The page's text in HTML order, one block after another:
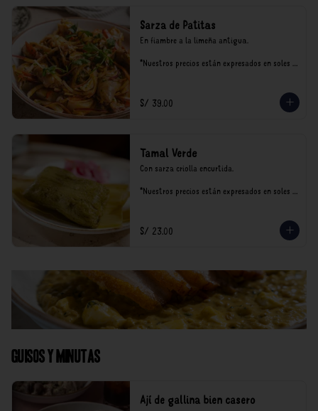
Sarza de Patitas
En fiambre a la limeña antigua.
*Nuestros precios están expresados en soles e
S/ 39.00
Tamal Verde
Con sarza criolla encurtida.
*Nuestros precios están expresados en soles e
S/ 23.00
Guisos y Minutas
Ají de gallina bien casero